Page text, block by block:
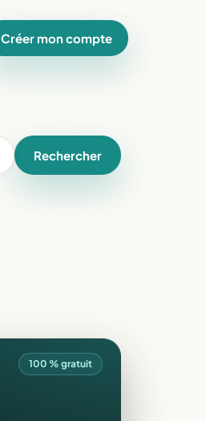
Créer mon compte
Rechercher
100 % gratuit